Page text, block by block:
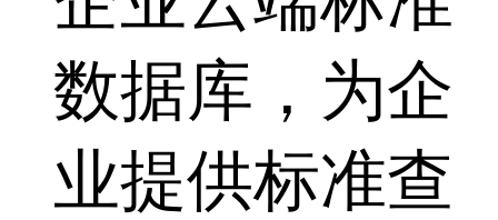
数据库，为企
业提供标准查